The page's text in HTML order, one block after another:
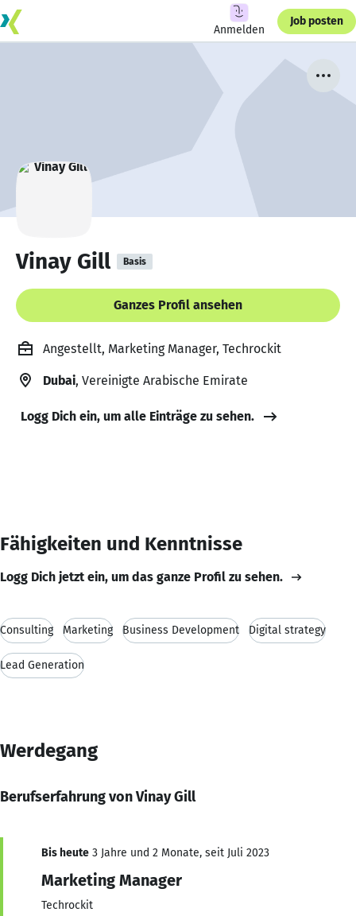
Anmelden
Job posten
Vinay Gill Basis
Ganzes Profil ansehen
Angestellt, Marketing Manager, Techrockit
Dubai, Vereinigte Arabische Emirate
Logg Dich ein, um alle Einträge zu sehen.
Fähigkeiten und Kenntnisse
Logg Dich jetzt ein, um das ganze Profil zu sehen.
Consulting Marketing Business Development Digital strategy
Lead Generation
Werdegang
Berufserfahrung von Vinay Gill
Bis heute 3 Jahre und 2 Monate, seit Juli 2023
Marketing Manager
Techrockit